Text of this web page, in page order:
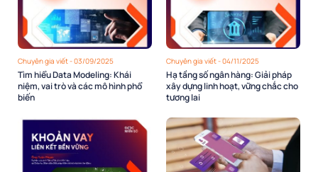
Chuyên gia viết - 03/09/2025
Tìm hiểu Data Modeling: Khái
niệm, vai trò và các mô hình phổ
biến
Chuyên gia viết - 04/11/2025
Hạ tầng số ngân hàng: Giải pháp
xây dựng linh hoạt, vững chắc cho
tương lai